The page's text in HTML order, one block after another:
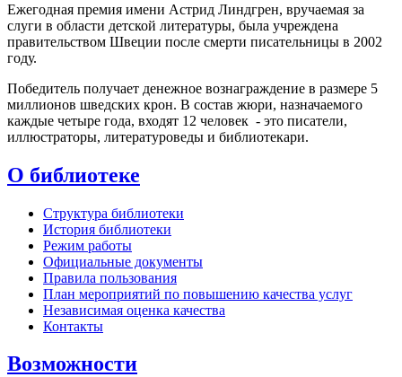
Ежегодная премия имени Астрид Линдгрен, вручаемая за
слуги в области детской литературы, была учреждена
правительством Швеции после смерти писательницы в 2002
году.
Победитель получает денежное вознаграждение в размере 5
миллионов шведских крон. В состав жюри, назначаемого
каждые четыре года, входят 12 человек - это писатели,
иллюстраторы, литературоведы и библиотекари.
О библиотеке
Структура библиотеки
История библиотеки
Режим работы
Официальные документы
Правила пользования
План мероприятий по повышению качества услуг
Независимая оценка качества
Контакты
Возможности